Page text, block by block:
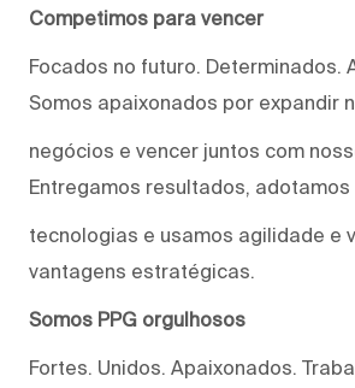
Competimos para vencer
Focados no futuro. Determinados.
Somos apaixonados por expandir
negócios e vencer juntos com
Entregamos resultados, adotamos
tecnologias e usamos agilidade e
vantagens estratégicas.
Somos PPG orgulhosos
Fortes. Unidos. Apaixonados.